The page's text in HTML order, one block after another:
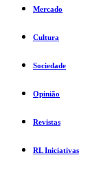
Mercado
Cultura
Sociedade
Opinião
Revistas
RL Iniciativas